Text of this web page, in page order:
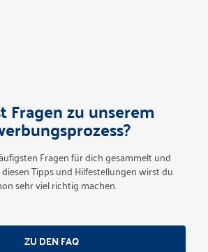
Fragen zu unserem
Fragen für dich gesammelt und
Tipps und Hilfestellungen wirst du
sehr viel richtig machen.
ZU DEN FAQ